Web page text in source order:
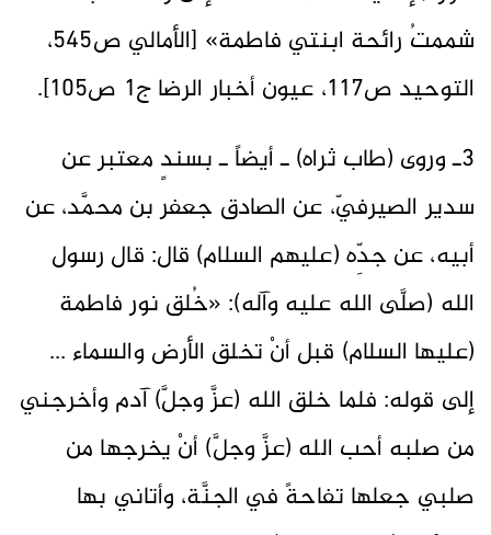
شممتُ رائحة ابنتي فاطمة» [الأمالي ص545،
التوحيد ص117، عيون أخبار الرضا ج1 ص105].
3ـ وروى (طاب ثراه) ـ أيضاً ـ بسندٍ معتبر عن
سدير الصيرفيّ، عن الصادق جعفر بن محمَّد، عن
أبيه، عن جدِّه (عليهم السلام) قال: قال رسول
الله (صلَّى الله عليه وآله): «خُلق نور فاطمة
(عليها السلام) قبل أنْ تخلق الأرض والسماء ...
إلى قوله: فلما خلق الله (عزَّ وجلَّ) آدم وأخرجني
من صلبه أحب الله (عزَّ وجلَّ) أنْ يخرجها من
صلبي جعلها تفاحةً في الجنَّة، وأتاني بها